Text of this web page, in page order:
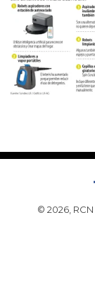
© 2026,